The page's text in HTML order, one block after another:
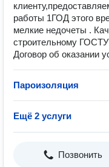
работы 1ГОД этого
мелкие недочеты .
строительному
Договор об оказании
Пароизоляция
Ещё 2 услуги
Позвонить